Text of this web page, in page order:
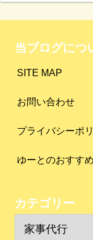
当ブログにつ
SITE MAP
お問い合わせ
プライバシーポ
ゆーとのおすす
カテゴリー